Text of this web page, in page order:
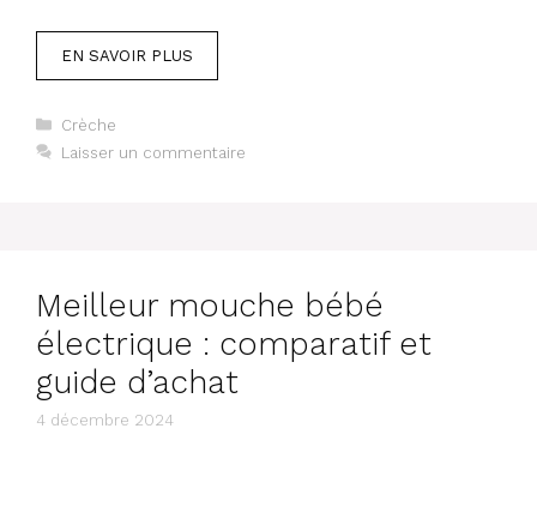
EN SAVOIR PLUS
Catégories
Crèche
Laisser un commentaire
Meilleur mouche bébé
électrique ​: comparatif et
guide d’achat
4 décembre 2024